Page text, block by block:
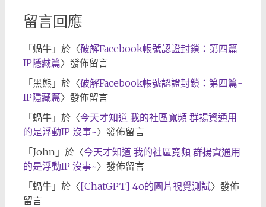
留言回應
「 蝸牛」於〈破解Facebook帳號認證封鎖：第四篇-
IP隱藏篇〉發佈留言
「 黑熊 」於〈破解Facebook帳號認證封鎖：第四篇-
IP隱藏篇〉發佈留言
「 蝸牛」於〈今天才知道 我的社區寬頻 群揚資通用
的是浮動IP 沒事~〉發佈留言
「 John」於〈今天才知道 我的社區寬頻 群揚資通用
的是浮動IP 沒事~〉發佈留言
「 蝸牛」於〈[ChatGPT] 4o的圖片視覺測試〉發佈
留言